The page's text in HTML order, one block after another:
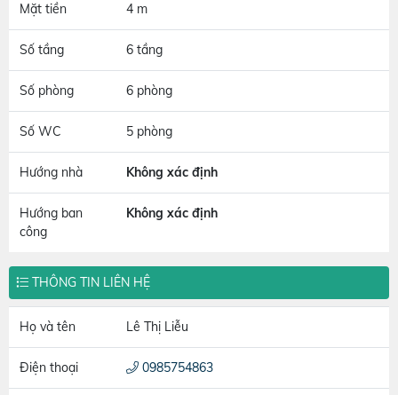
Mặt tiền 4 m
Số tầng 6 tầng
Số phòng 6 phòng
Số WC 5 phòng
Hướng nhà Không xác định
Hướng ban
công
Không xác định
THÔNG TIN LIÊN HỆ
Họ và tên Lê Thị Liễu
Điện thoại 0985754863